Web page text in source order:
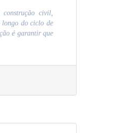
civil,
longo do ciclo de
é garantir que